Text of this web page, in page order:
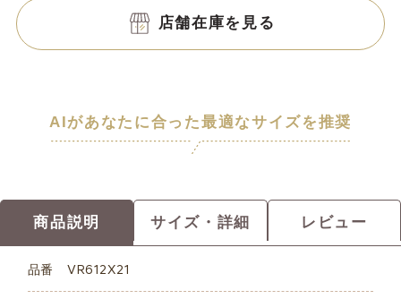
店舗在庫を見る
AIがあなたに合った最適なサイズを推奨
商品説明 サイズ・詳細 レビュー
品番 VR612X21